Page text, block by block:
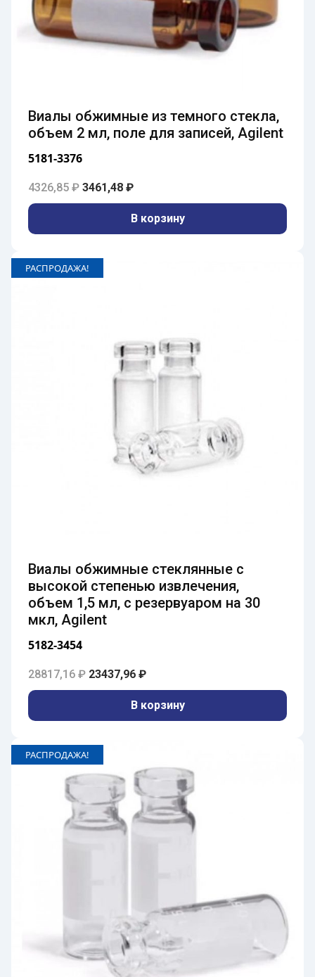
Виалы обжимные из темного стекла,
объем 2 мл, поле для записей, Agilent
5181-3376
4326,85 ₽ Первоначальная цена составляла 4326,85
3461,48 ₽Текущая цена: 3461,48 ₽.
В корзину
РАСПРОДАЖА!
Виалы обжимные стеклянные с
высокой степенью извлечения,
объем 1,5 мл, с резервуаром на 30
мкл, Agilent
5182-3454
28817,16 ₽ Первоначальная цена составляла
23437,96 ₽Текущая цена: 23437,96 ₽.
В корзину
РАСПРОДАЖА!